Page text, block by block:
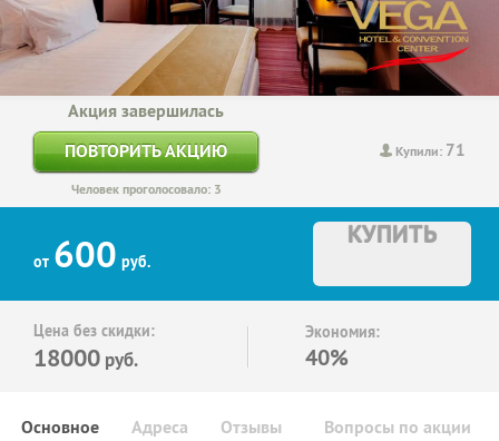
Купили: 71
Акция завершилась
ПОВТОРИТЬ АКЦИЮ
Человек проголосовало: 3
от 600 руб.
КУПИТЬ
Цена без скидки:
18000 руб.
Экономия:
40%
Основное Отзывы Вопросы по акции
Адреса